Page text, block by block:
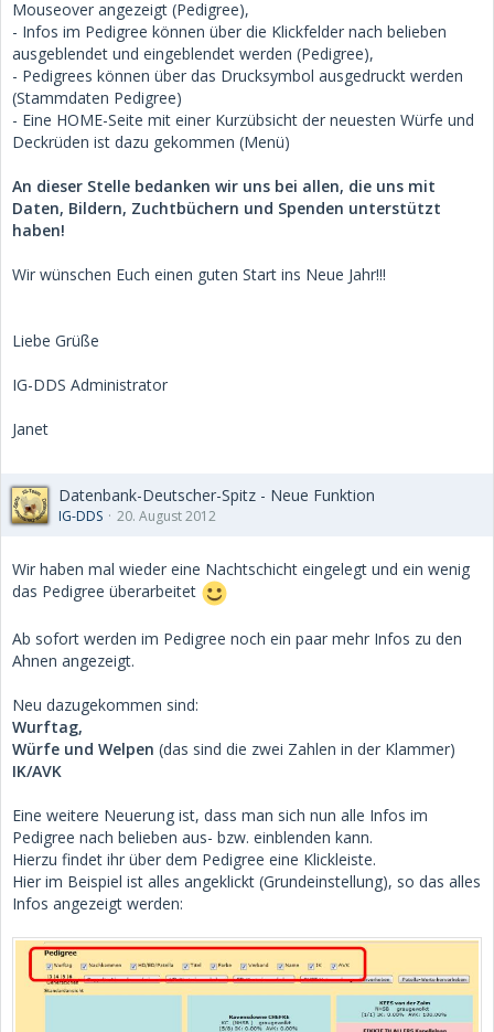
Mouseover angezeigt (Pedigree),
- Infos im Pedigree können über die Klickfelder nach belieben
ausgeblendet und eingeblendet werden (Pedigree),
- Pedigrees können über das Drucksymbol ausgedruckt werden
(Stammdaten Pedigree)
- Eine HOME-Seite mit einer Kurzübsicht der neuesten Würfe und
Deckrüden ist dazu gekommen (Menü)
An dieser Stelle bedanken wir uns bei allen, die uns mit
Daten, Bildern, Zuchtbüchern und Spenden unterstützt
haben!
Wir wünschen Euch einen guten Start ins Neue Jahr!!!
Liebe Grüße
IG-DDS Administrator
Janet
Datenbank-Deutscher-Spitz - Neue Funktion
IG-DDS 20. August 2012
Wir haben mal wieder eine Nachtschicht eingelegt und ein wenig
das Pedigree überarbeitet
Ab sofort werden im Pedigree noch ein paar mehr Infos zu den
Ahnen angezeigt.
Neu dazugekommen sind:
Wurftag,
Würfe und Welpen (das sind die zwei Zahlen in der Klammer)
IK/AVK
Eine weitere Neuerung ist, dass man sich nun alle Infos im
Pedigree nach belieben aus- bzw. einblenden kann.
Hierzu findet ihr über dem Pedigree eine Klickleiste.
Hier im Beispiel ist alles angeklickt (Grundeinstellung), so das alles
Infos angezeigt werden: